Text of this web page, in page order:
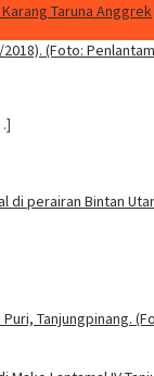
Taruna Anggrek